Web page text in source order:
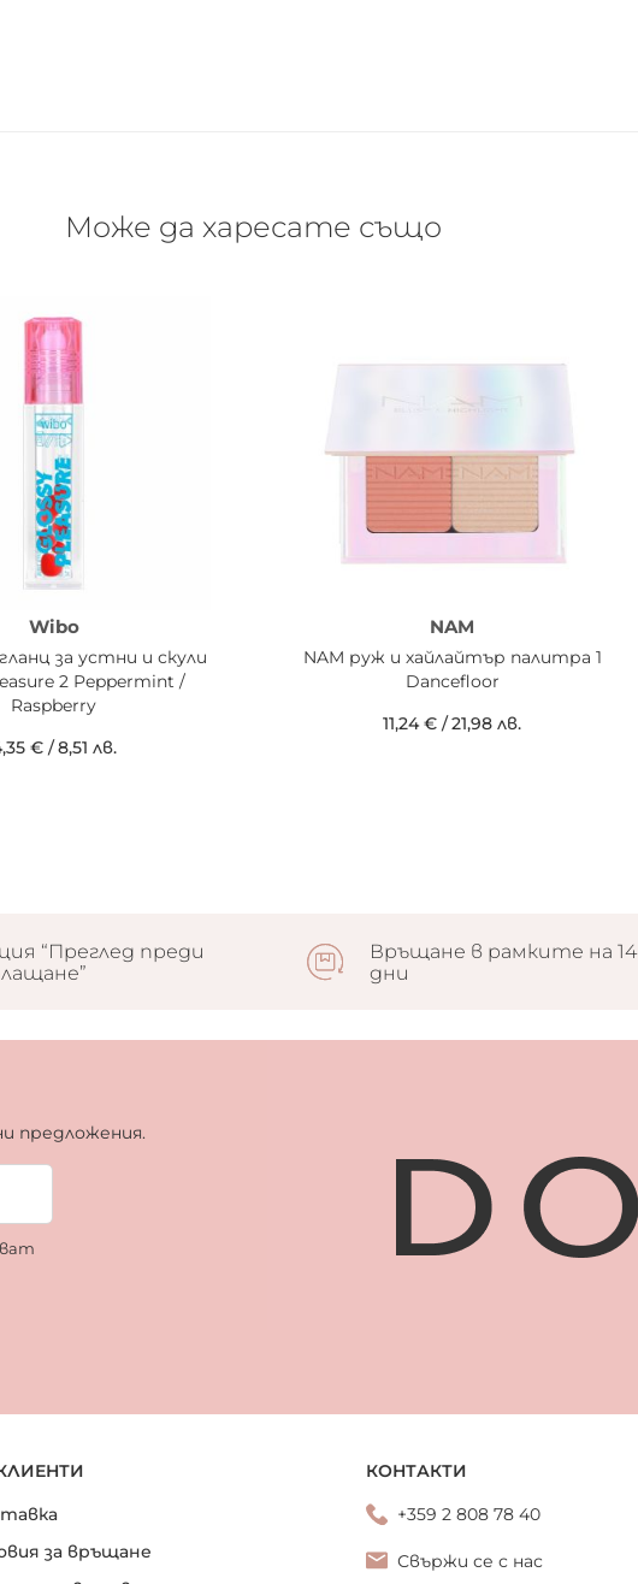
Може да харесате също
Wibo
за устни и скули
2 Peppermint /
Raspberry
€/8,51 лв.
NAM
NAM руж и хайлайтър палитра 1
Dancefloor
11,24 € /21,98 лв.
“Преглед преди
Връщане в рамките на 14
дни
предложения.
за връщане
КОНТАКТИ
+359 2 808 78 40
Свържи се с нас